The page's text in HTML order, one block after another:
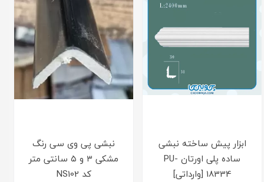
ابزار پیش ساخته نبشی
ساده پلی اورتان PU-
18334 [وارداتی]
نبشی پی وی سی رنگ
مشکی ۳ و ۵ سانتی متر
کد NS102